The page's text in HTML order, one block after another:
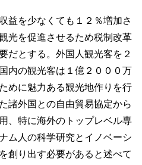
益を少なくても１２％増加さ
光を促進させるため税制改革
だとする。外国人観光客を２
内の観光客は１億２０００万
めに魅力ある観光地作りを行
諸外国との自由貿易協定から
、特に海外のトップレベル専
ム人の科学研究とイノベーシ
創り出す必要があると述べて